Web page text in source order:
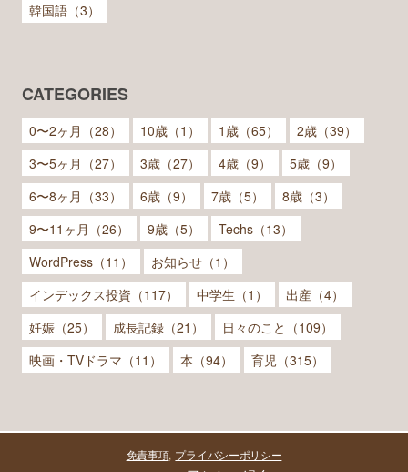
韓国語（3）
CATEGORIES
0〜2ヶ月（28） 10歳（1） 1歳（65）
2歳（39）
3〜5ヶ月（27）
3歳（27） 4歳（9）
5歳（9）
6〜8ヶ月（33）
6歳（9） 7歳（5）
8歳（3）
9〜11ヶ月（26）
9歳（5）
Techs（13）
WordPress（11）
お知らせ（1）
インデックス投資（117）
中学生（1）
出産（4）
妊娠（25）
成長記録（21）
日々のこと（109）
映画・TVドラマ（11）
本（94） 育児（315）
免責事項 プライバシーポリシー